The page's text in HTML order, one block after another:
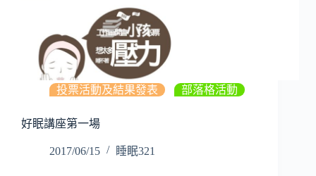
投票活動及結果發表 部落格活動
好眠講座第一場
2017/06/15 睡眠321